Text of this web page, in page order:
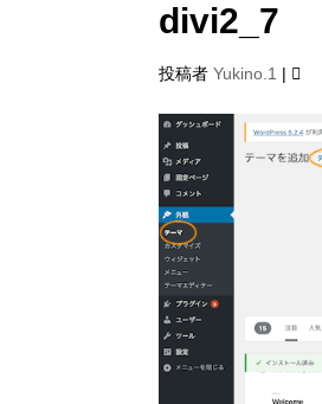
divi2_7
投稿者Yukino.1 |